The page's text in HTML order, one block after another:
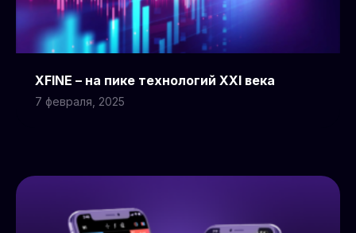
XFINE – на пике технологий XXI века
7 февраля, 2025